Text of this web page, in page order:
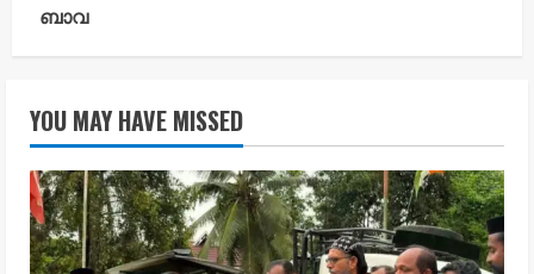
ബാവ
YOU MAY HAVE MISSED